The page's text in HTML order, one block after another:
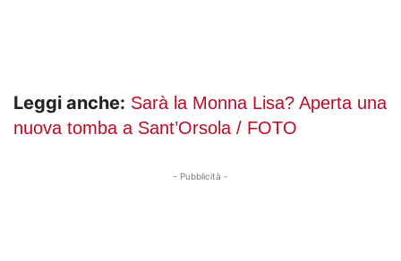
Leggi anche: Sarà la Monna Lisa? Aperta una
nuova tomba a Sant’Orsola / FOTO
- Pubblicità -